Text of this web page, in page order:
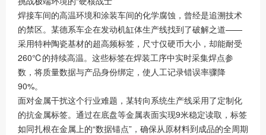
焊接车间的高温环境和涂装车间的化学腐蚀，曾经是追溯技术
的禁区。某德系车企在发动机缸体生产线找到了破解之道——
采用特种陶瓷基材的超高频标签，尺寸仅硬币大小，却能耐受
260℃的持续高温。这些标签在焊装工序中实时采集焊点参
数，将质量数据与产品身份绑定，使人工记录错误率骤降
90%。
面对金属干扰这个行业难题，某转向系统生产线采用了定制化
的抗金属标签。通过在底盘等金属表面实现9米稳定读取，标签
如同扎根在金属上的“数据锚点”，确保从原材料到成品的全周期